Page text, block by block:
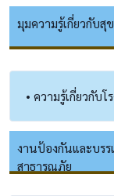
มุมความรู้เกี่ยวกับสุ
• ความรู้เกี่ยวกับโ
งานป้องกันและบรร
สาธารณภัย